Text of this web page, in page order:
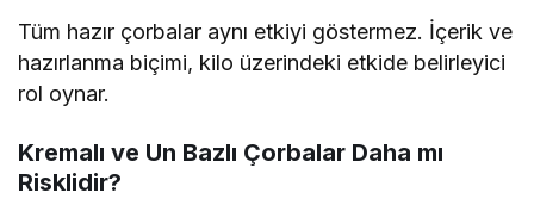
Tüm hazır çorbalar aynı etkiyi göstermez. İçerik ve
hazırlanma biçimi, kilo üzerindeki etkide belirleyici
rol oynar.
Kremalı ve Un Bazlı Çorbalar Daha mı
Risklidir?